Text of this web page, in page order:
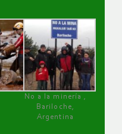
No a la minería ,
Bariloche,
Argentina